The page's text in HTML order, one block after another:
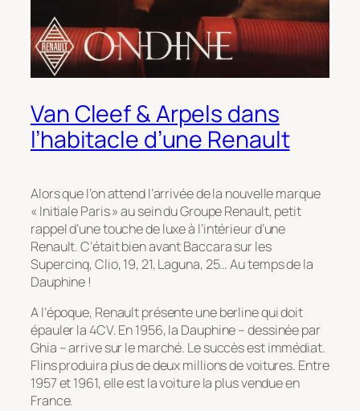
Van Cleef & Arpels dans
l’habitacle d’une Renault
Alors que l’on attend l’arrivée de la nouvelle marque
« Initiale Paris » au sein du Groupe Renault, petit
rappel d’une touche de luxe à l’intérieur d’une
Renault. C’était bien avant Baccara sur les
Supercinq, Clio, 19, 21, Laguna, 25… Au temps de la
Dauphine !
A l’époque, Renault présente une berline qui doit
épauler la 4CV. En 1956, la Dauphine – dessinée par
Ghia – arrive sur le marché. Le succès est immédiat.
Flins produira plus de deux millions de voitures. Entre
1957 et 1961, elle est la voiture la plus vendue en
France.